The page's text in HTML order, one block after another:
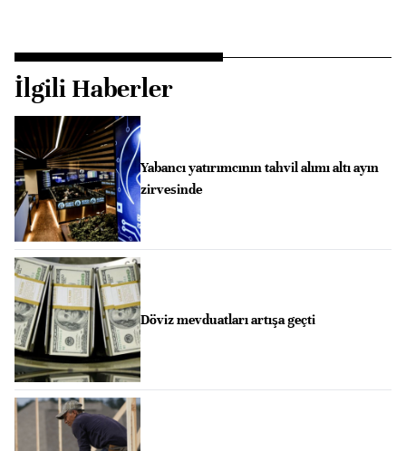
İlgili Haberler
Yabancı yatırımcının tahvil alımı altı ayın
zirvesinde
Döviz mevduatları artışa geçti